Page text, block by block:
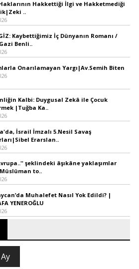
Hakkettiği İlgi ve Hakketmediği
..
Kaybettiğimiz İç Dünyanın Romanı /
Benli..
Onarılamayan Yargı|Av.Semih Biten
Kalbi: Duygusal Zekâ ile Çocuk
|Tuğba Ka..
İsrail İmzalı 5.Nesil Savaş
Erarslan..
şeklindeki âşıkâne yaklaşımlar
to..
Muhalefet Nasıl Yok Edildi? |
YENEROĞLU